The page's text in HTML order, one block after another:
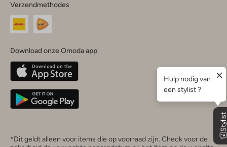
je
land
Nederland
Belgique(Français)
Deutschland
Verzendmethodes
Download onze Omoda app
*Dit geldt alleen voor items die op voorraad zijn. Check voor de